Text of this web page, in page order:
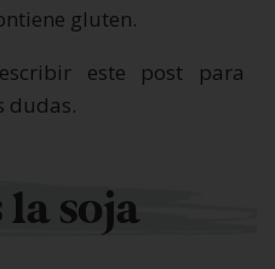
gluten.
este post para
dudas.
la soja